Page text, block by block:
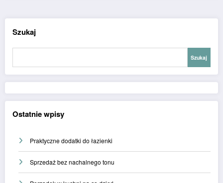
Szukaj
Szukaj
Ostatnie wpisy
Praktyczne dodatki do łazienki
Sprzedaż bez nachalnego tonu